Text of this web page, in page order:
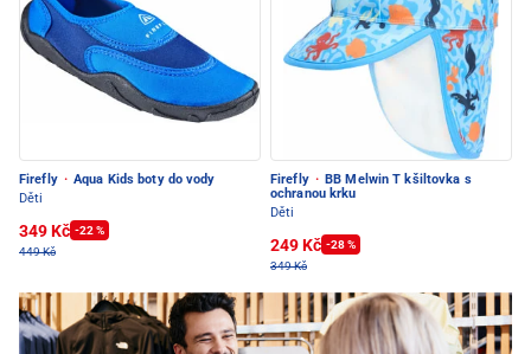
Firefly · Aqua Kids boty do vody
Děti
349 Kč -22 %
449 Kč
Firefly · BB Melwin T kšiltovka s
ochranou krku
Děti
249 Kč -28 %
349 Kč